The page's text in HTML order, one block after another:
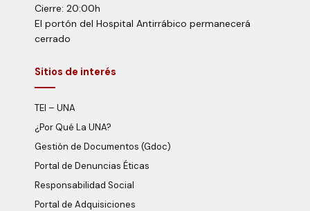
Cierre: 20:00h
El portón del Hospital Antirrábico permanecerá
cerrado
Sitios de interés
TEI – UNA
¿Por Qué La UNA?
Gestión de Documentos (Gdoc)
Portal de Denuncias Éticas
Responsabilidad Social
Portal de Adquisiciones